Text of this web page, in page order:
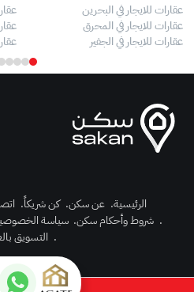
عقارات للايجار في البحرين
عقارات للايجار في المحرق
عقارات للايجار في الجفير
الرئيسية. عن سكن. كن شريكاً.
. شروط وأحكام سكن. سياسة
. التسويق